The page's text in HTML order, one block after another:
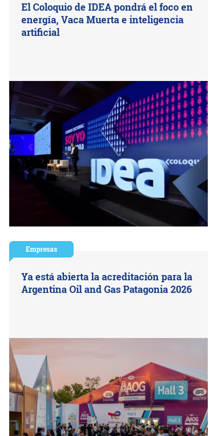
El Coloquio de IDEA pondrá el foco en
energía, Vaca Muerta e inteligencia
artificial
Empresas
Ya está abierta la acreditación para la
Argentina Oil and Gas Patagonia 2026